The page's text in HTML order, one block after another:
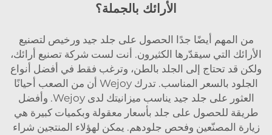
الأرائك بالجملة؟
من المهم أيضًا جدًا الحصول على جلد جيد ورخيص لتصنيع
الأرائك التي سيقدّرها الكثيرون. أنت لست شركة تصنيع أرائك،
ولكن قد تحتاج إلى الجلد بالطن، وترغب فقط في أفضل أنواع
الجلود بالسعر المناسب. تدرك Wejoy أن من الصعب أحيانًا
العثور على جلد جيد يناسب ميزانيتك لدى Wejoy. وأفضل
طريقة للحصول على جلد بأسعار معقولة وبكميات كبيرة هي
زيارة المصنّعين وفحص جلودهم. يمكن لهؤلاء المنتجين شراء